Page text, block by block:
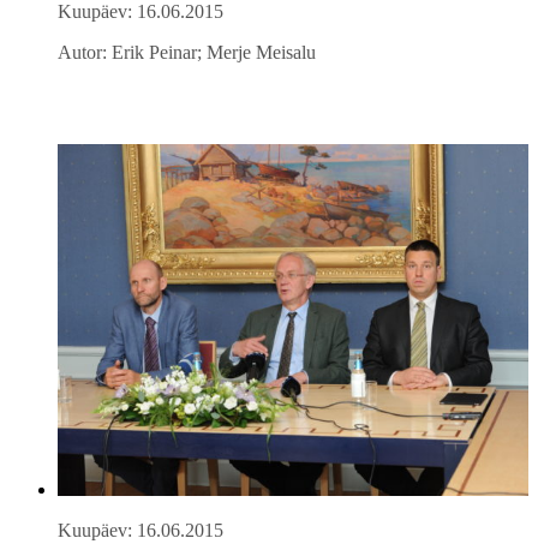
Kuupäev: 16.06.2015
Autor: Erik Peinar; Merje Meisalu
Kuupäev: 16.06.2015